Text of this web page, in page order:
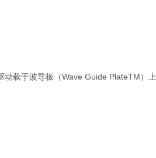
载于波导板（Wave Guide PlateTM）上